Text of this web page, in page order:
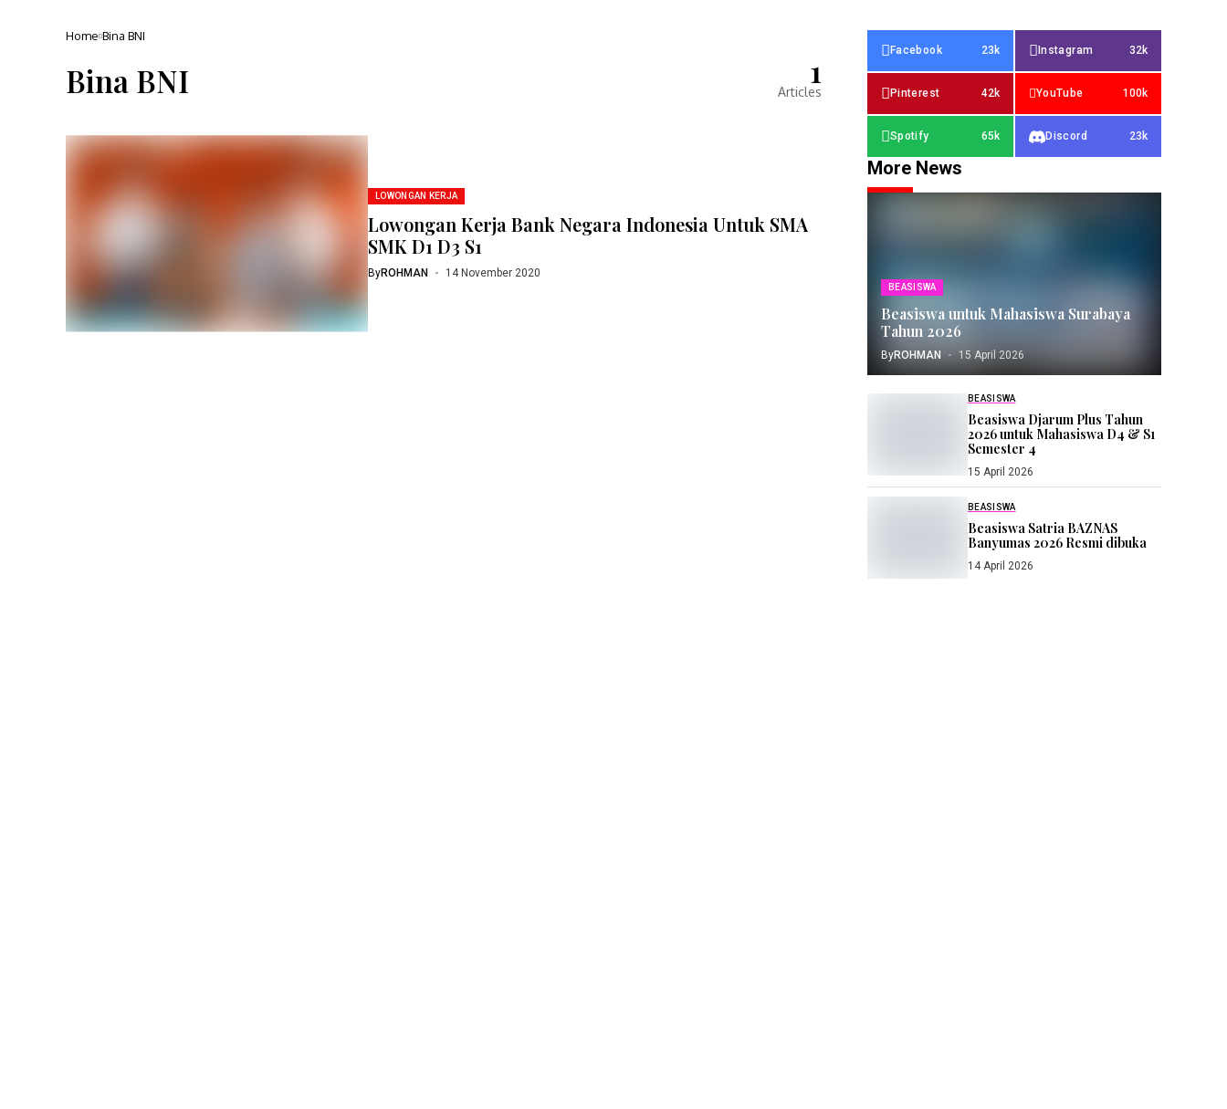
Home Bina BNI
Bina BNI 1
Articles
LOWONGAN KERJA
Lowongan Kerja Bank Negara Indonesia Untuk SMA
SMK D1 D3 S1
ByROHMAN 14 November 2020
Facebook 23k Instagram 32k
Pinterest 42k YouTube 100k
Spotify 65k Discord 23k
More News
BEASISWA
Beasiswa untuk Mahasiswa Surabaya
Tahun 2026
ByROHMAN 15 April 2026
BEASISWA
Beasiswa Djarum Plus Tahun
2026 untuk Mahasiswa D4 & S1
Semester 4
15 April 2026
BEASISWA
Beasiswa Satria BAZNAS
Banyumas 2026 Resmi dibuka
14 April 2026